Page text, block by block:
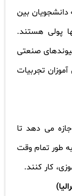
دانشجویان بین
پولی هستند.
صنعتی
تجربیات
می دهد تا
و به طور تمام وقت
کار کنند.